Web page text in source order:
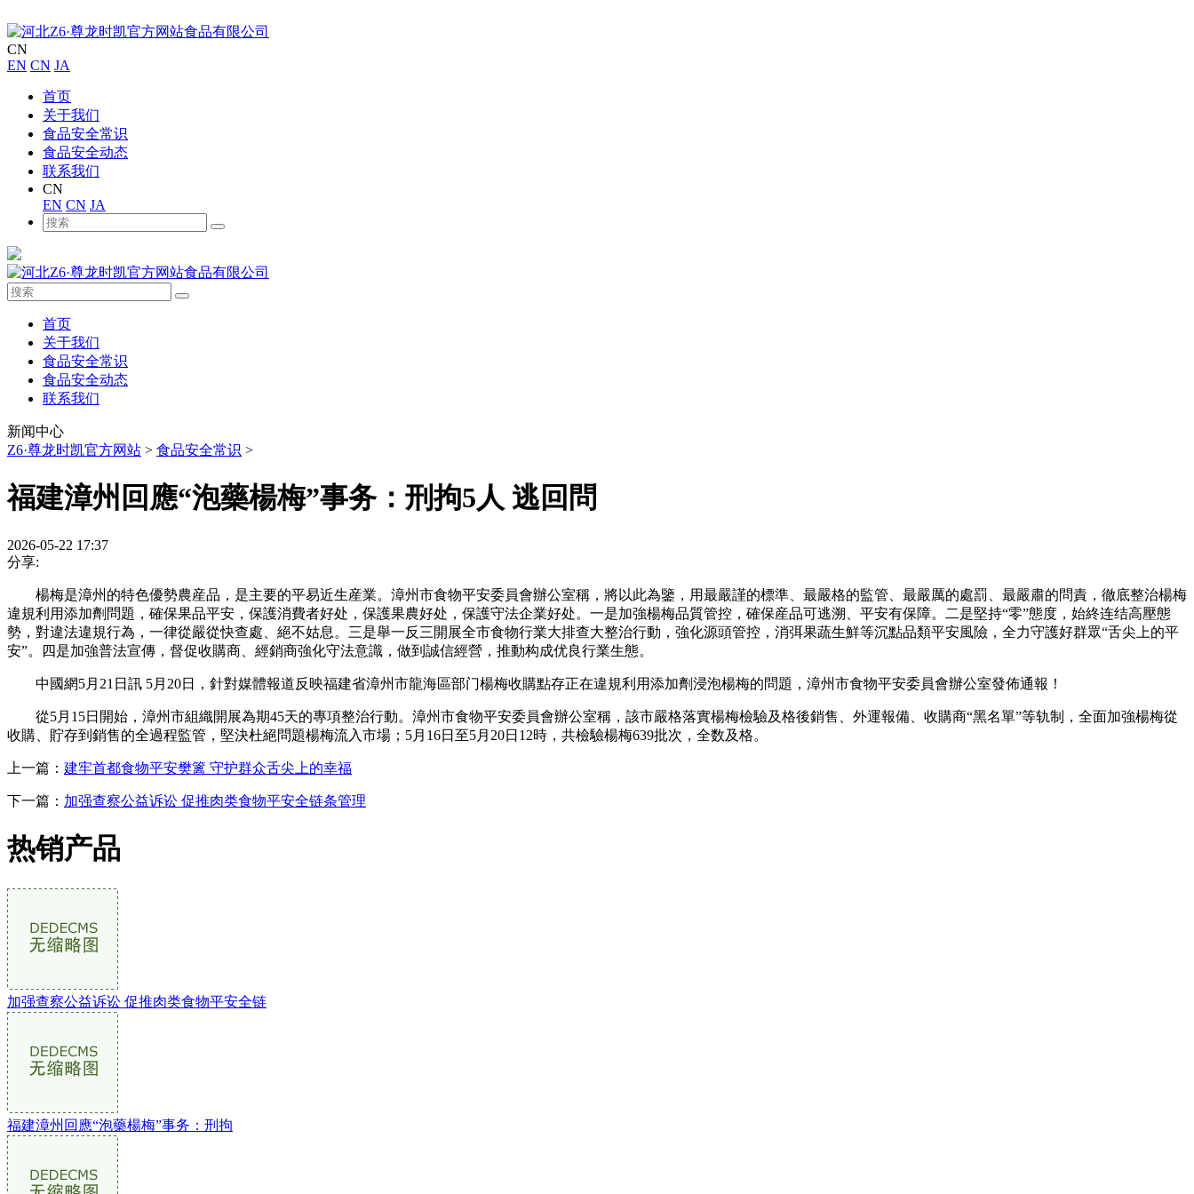
CN
EN CN JA
首页
关于我们
食品安全常识
食品安全动态
联系我们
CN
EN CN JA
首页
关于我们
食品安全常识
食品安全动态
联系我们
新闻中心
Z6·尊龙时凯官方网站 > 食品安全常识 >
福建漳州回應“泡藥楊梅”事务：刑拘5人 逃回問
2026-05-22 17:37
分享:
楊梅是漳州的特色優勢農産品，是主要的平易近生産業。漳州市食物平安委員會辦公室稱，將以此為鑒，用最嚴謹的標準、最嚴格的監管、最嚴厲的處罰、最嚴肅的問責，徹底整治楊梅
違規利用添加劑問題，確保果品平安，保護消費者好处，保護果農好处，保護守法企業好处。一是加強楊梅品質管控，確保産品可逃溯、平安有保障。二是堅持“零”態度，始終连结高壓態
勢，對違法違規行為，一律從嚴從快查處、絕不姑息。三是舉一反三開展全市食物行業大排查大整治行動，強化源頭管控，消弭果蔬生鮮等沉點品類平安風險，全力守護好群眾“舌尖上的平
安”。四是加強普法宣傳，督促收購商、經銷商強化守法意識，做到誠信經營，推動构成优良行業生態。
中國網5月21日訊 5月20日，針對媒體報道反映福建省漳州市龍海區部门楊梅收購點存正在違規利用添加劑浸泡楊梅的問題，漳州市食物平安委員會辦公室發佈通報！
從5月15日開始，漳州市組織開展為期45天的專項整治行動。漳州市食物平安委員會辦公室稱，該市嚴格落實楊梅檢驗及格後銷售、外運報備、收購商“黑名單”等轨制，全面加強楊梅從
收購、貯存到銷售的全過程監管，堅決杜絕問題楊梅流入市場；5月16日至5月20日12時，共檢驗楊梅639批次，全数及格。
上一篇： 建牢首都食物平安樊篱 守护群众舌尖上的幸福
下一篇： 加强查察公益诉讼 促推肉类食物平安全链条管理
热销产品
加强查察公益诉讼 促推肉类食物平安全链
福建漳州回應“泡藥楊梅”事务：刑拘